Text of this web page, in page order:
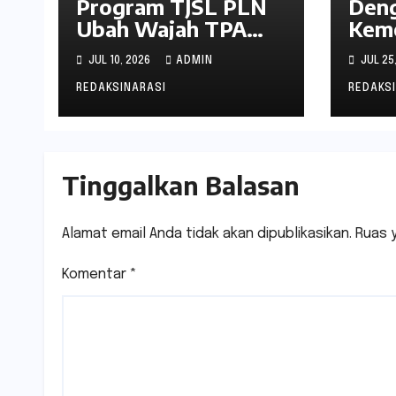
Program TJSL PLN
Ubah Wajah TPA
Kawatuna, Sampah
Kini Bernilai
Ekonomi dan
Lingkungan
JUL 10, 2026 ADMIN
REDAKSINARASI
JUL
Tinggalkan Balasan
Alamat email Anda tidak akan dipublikasikan. Ruas
Komentar *